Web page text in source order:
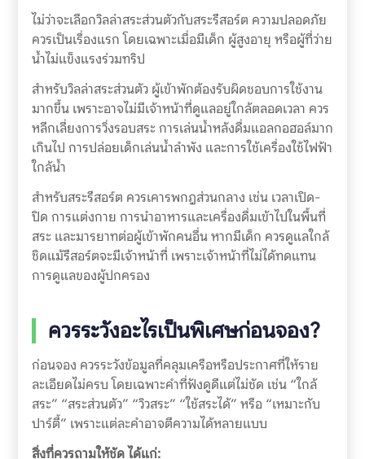
ไม่ว่าจะเลือกวิลล่าสระส่วนตัวกับสระรีสอร์ต ความปลอดภัย
ควรเป็นเรื่องแรก โดยเฉพาะเมื่อมีเด็ก ผู้สูงอายุ หรือผู้ที่ว่าย
น้ำไม่แข็งแรงร่วมทริป
สำหรับวิลล่าสระส่วนตัว ผู้เข้าพักต้องรับผิดชอบการใช้งาน
มากขึ้น เพราะอาจไม่มีเจ้าหน้าที่ดูแลอยู่ใกล้ตลอดเวลา ควร
หลีกเลี่ยงการวิ่งรอบสระ การเล่นน้ำหลังดื่มแอลกอฮอล์มาก
เกินไป การปล่อยเด็กเล่นน้ำลำพัง และการใช้เครื่องใช้ไฟฟ้า
ใกล้น้ำ
สำหรับสระรีสอร์ต ควรเคารพกฎส่วนกลาง เช่น เวลาเปิด-
ปิด การแต่งกาย การนำอาหารและเครื่องดื่มเข้าไปในพื้นที่
สระ และมารยาทต่อผู้เข้าพักคนอื่น หากมีเด็ก ควรดูแลใกล้
ชิดแม้รีสอร์ตจะมีเจ้าหน้าที่ เพราะเจ้าหน้าที่ไม่ได้ทดแทน
การดูแลของผู้ปกครอง
ควรระวังอะไรเป็นพิเศษก่อนจอง?
ก่อนจอง ควรระวังข้อมูลที่คลุมเครือหรือประกาศที่ให้ราย
ละเอียดไม่ครบ โดยเฉพาะคำที่ฟังดูดีแต่ไม่ชัด เช่น “ใกล้
สระ” “สระส่วนตัว” “วิวสระ” “ใช้สระได้” หรือ “เหมาะกับ
ปาร์ตี้” เพราะแต่ละคำอาจตีความได้หลายแบบ
สิ่งที่ควรถามให้ชัด ได้แก่: